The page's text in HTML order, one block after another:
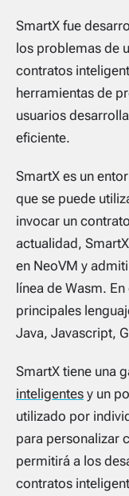
SmartX fue
los problemas de
contratos
herramientas de
usuarios
eficiente.
SmartX es un
que se puede
invocar un
actualidad,
en NeoVM y
línea de Wasm.
principales
Java, Javascript,
SmartX tiene una
inteligentes y un
utilizado por
para personalizar
permitirá a los
contratos